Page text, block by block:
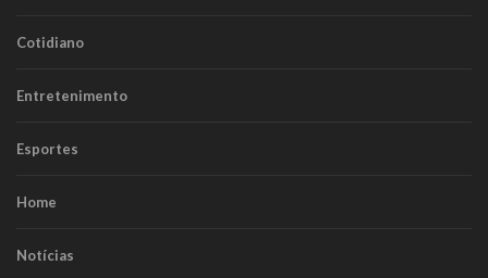
Cotidiano
Entretenimento
Esportes
Home
Notícias